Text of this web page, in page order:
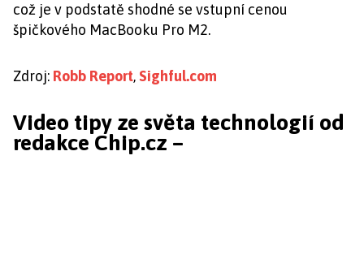
což je v podstatě shodné se vstupní cenou
špičkového MacBooku Pro M2.
Zdroj: Robb Report, Sighful.com
Video tipy ze světa technologií od
redakce Chip.cz –